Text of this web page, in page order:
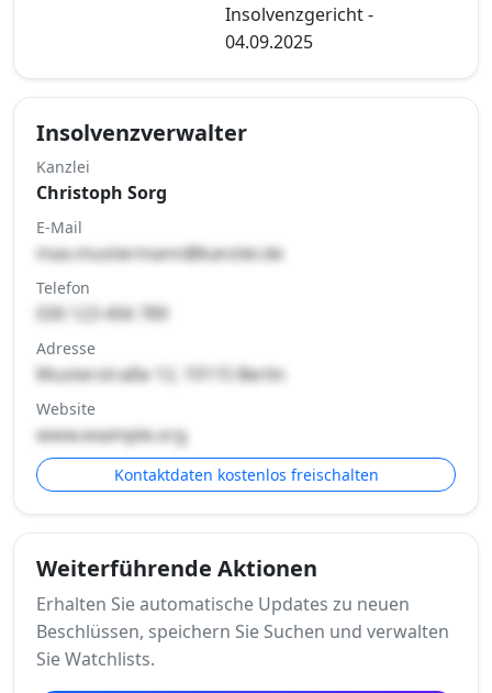
Insolvenzgericht -
04.09.2025
Insolvenzverwalter
Kanzlei
Christoph Sorg
E-Mail
max.mustermann@kanzlei.de
Telefon
030 123 456 789
Adresse
Musterstraße 12, 10115 Berlin
Website
www.example.org
Kontaktdaten kostenlos freischalten
Weiterführende Aktionen
Erhalten Sie automatische Updates zu neuen
Beschlüssen, speichern Sie Suchen und verwalten
Sie Watchlists.